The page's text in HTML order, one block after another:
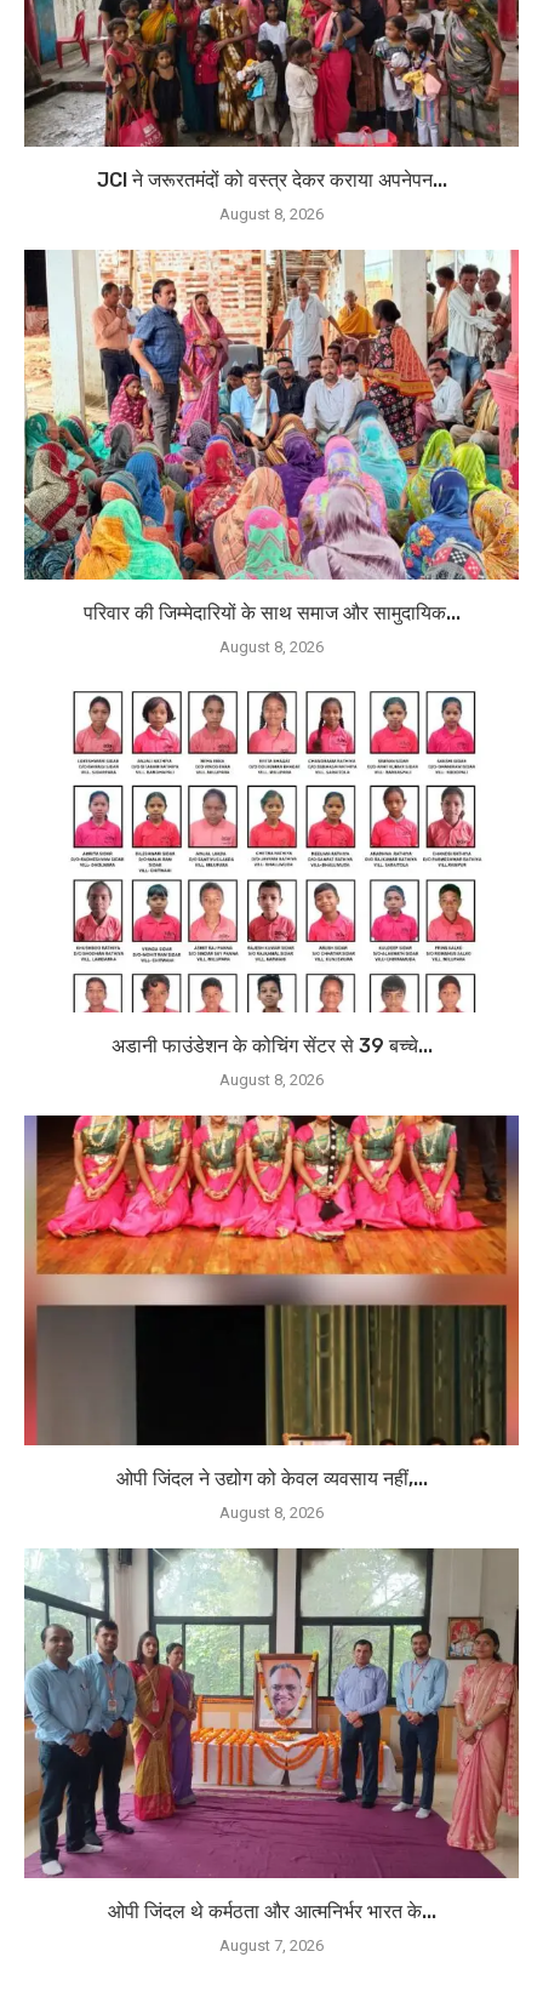
JCI ने जरूरतमंदों को वस्त्र देकर कराया अपनेपन...
August 8, 2026
परिवार की जिम्मेदारियों के साथ समाज और सामुदायिक...
August 8, 2026
अडानी फाउंडेशन के कोचिंग सेंटर से 39 बच्चे...
August 8, 2026
ओपी जिंदल ने उद्योग को केवल व्यवसाय नहीं,...
August 8, 2026
ओपी जिंदल थे कर्मठता और आत्मनिर्भर भारत के...
August 7, 2026